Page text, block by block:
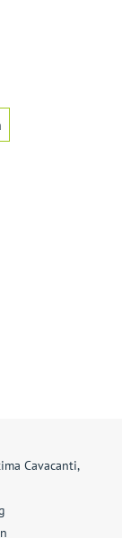
Cavacanti,